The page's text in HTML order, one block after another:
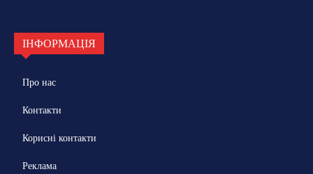
ІНФОРМАЦІЯ
Про нас
Контакти
Корисні контакти
Реклама